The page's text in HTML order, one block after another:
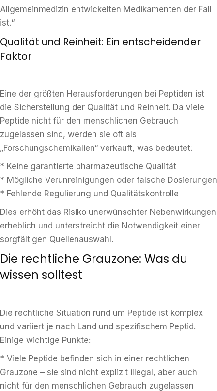
Allgemeinmedizin entwickelten Medikamenten der Fall
ist.“
Qualität und Reinheit: Ein entscheidender
Faktor
Eine der größten Herausforderungen bei Peptiden ist
die Sicherstellung der Qualität und Reinheit. Da viele
Peptide nicht für den menschlichen Gebrauch
zugelassen sind, werden sie oft als
„Forschungschemikalien“ verkauft, was bedeutet:
* Keine garantierte pharmazeutische Qualität
* Mögliche Verunreinigungen oder falsche Dosierungen
* Fehlende Regulierung und Qualitätskontrolle
Dies erhöht das Risiko unerwünschter Nebenwirkungen
erheblich und unterstreicht die Notwendigkeit einer
sorgfältigen Quellenauswahl.
Die rechtliche Grauzone: Was du
wissen solltest
Die rechtliche Situation rund um Peptide ist komplex
und variiert je nach Land und spezifischem Peptid.
Einige wichtige Punkte:
* Viele Peptide befinden sich in einer rechtlichen
Grauzone – sie sind nicht explizit illegal, aber auch
nicht für den menschlichen Gebrauch zugelassen